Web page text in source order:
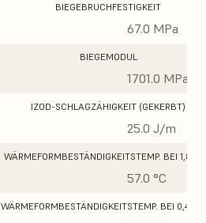
BIEGEBRUCHFESTIGKEIT
67.0 MPa
BIEGEMODUL
1701.0 MPa
IZOD-SCHLAGZÄHIGKEIT (GEKERBT)
25.0 J/m
WÄRMEFORMBESTÄNDIGKEITSTEMP. BEI 1,8
57.0 °C
WÄRMEFORMBESTÄNDIGKEITSTEMP. BEI 0,45